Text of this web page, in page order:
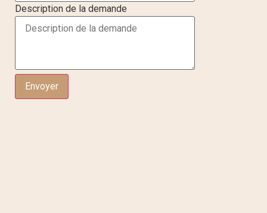
Description de la demande
Envoyer